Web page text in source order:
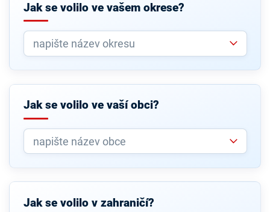
Jak se volilo ve vašem okrese?
Jak se volilo ve vaší obci?
Jak se volilo v zahraničí?